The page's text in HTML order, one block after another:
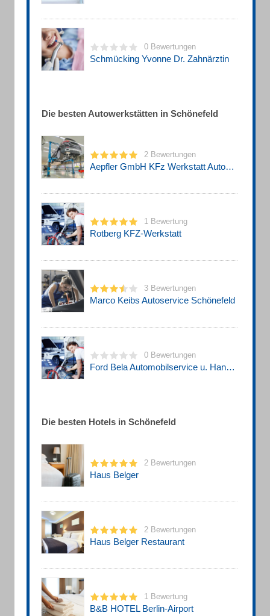
0 Bewertungen
Schmücking Yvonne Dr. Zahnärztin
Die besten Autowerkstätten in Schönefeld
2 Bewertungen
Aepfler GmbH KFz Werkstatt Autowerkstatt
1 Bewertung
Rotberg KFZ-Werkstatt
3 Bewertungen
Marco Keibs Autoservice Schönefeld
0 Bewertungen
Ford Bela Automobilservice u. Handel GmbH
Die besten Hotels in Schönefeld
2 Bewertungen
Haus Belger
2 Bewertungen
Haus Belger Restaurant
1 Bewertung
B&B HOTEL Berlin-Airport